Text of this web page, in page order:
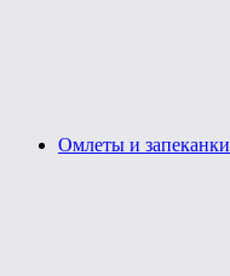
Омлеты и запеканки